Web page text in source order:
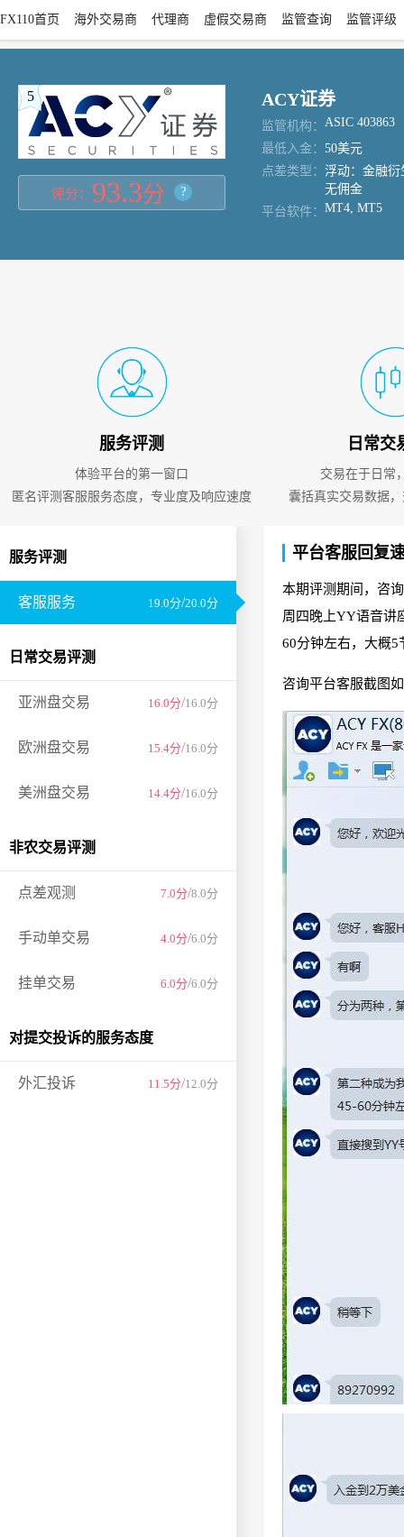
FX110首页 海外交易商 代理商 虚假交易商 监管查询 监管评级
5
评分： 93.3分 ?
ACY证券
监管机构： ASIC 403863
最低入金： 50美元
点差类型： 浮动：金融衍
无佣金
平台软件： MT4, MT5
服务评测
体验平台的第一窗口
匿名评测客服服务态度，专业度及响应速度
日常交
交易在于日常
囊括真实交易数据
服务评测
客服服务 19.0分/20.0分
日常交易评测
亚洲盘交易 16.0分/16.0分
欧洲盘交易 15.4分/16.0分
美洲盘交易 14.4分/16.0分
非农交易评测
点差观测 7.0分/8.0分
手动单交易 4.0分/6.0分
挂单交易 6.0分/6.0分
对提交投诉的服务态度
外汇投诉 11.5分/12.0分
平台客服回复
本期评测期间，咨
周四晚上YY语音讲
60分钟左右，大概
咨询平台客服截图